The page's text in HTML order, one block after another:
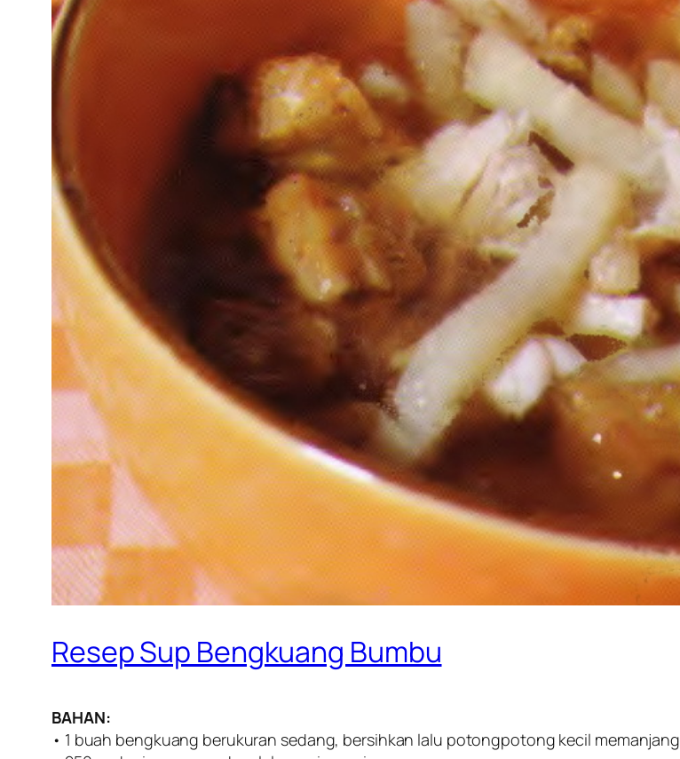
Resep Sup Bengkuang Bumbu
BAHAN:
• 1 buah bengkuang berukuran sedang, bersihkan lalu potongpotong kecil memanjang